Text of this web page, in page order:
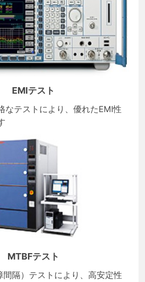
EMIテスト
なテストにより、優れたEMI性
MTBFテスト
隔）テストにより、高安定性